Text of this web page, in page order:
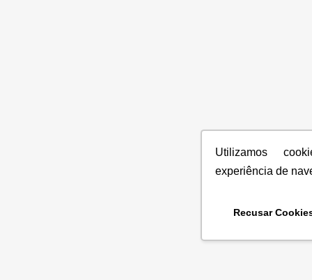
Utilizamos
experiência de
Recusar